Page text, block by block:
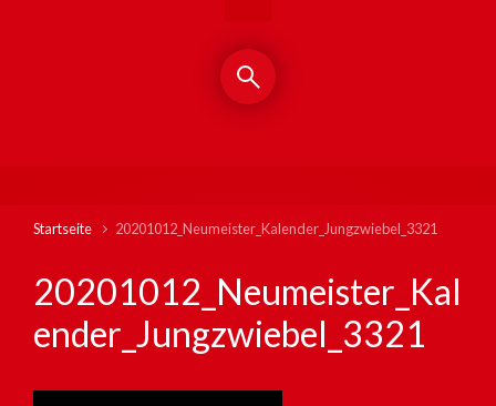
Startseite 20201012_Neumeister_Kalender_Jungzwiebel_3321
20201012_Neumeister_Kal
ender_Jungzwiebel_3321